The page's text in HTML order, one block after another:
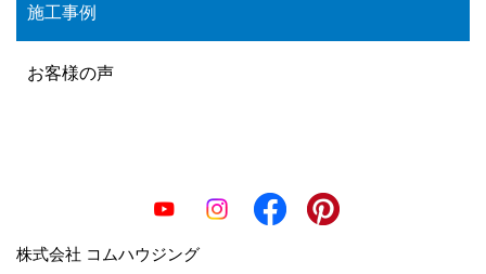
施工事例
お客様の声
株式会社 コムハウジング